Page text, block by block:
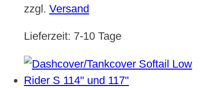
zzgl. Versand
Lieferzeit: 7-10 Tage